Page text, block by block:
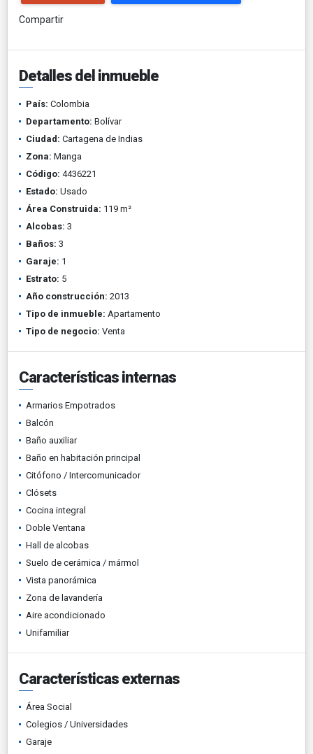
Compartir
Detalles del inmueble
País: Colombia
Departamento: Bolívar
Ciudad: Cartagena de Indias
Zona: Manga
Código: 4436221
Estado: Usado
Área Construida: 119 m²
Alcobas: 3
Baños: 3
Garaje: 1
Estrato: 5
Año construcción: 2013
Tipo de inmueble: Apartamento
Tipo de negocio: Venta
Características internas
Armarios Empotrados
Balcón
Baño auxiliar
Baño en habitación principal
Citófono / Intercomunicador
Clósets
Cocina integral
Doble Ventana
Hall de alcobas
Suelo de cerámica / mármol
Vista panorámica
Zona de lavandería
Aire acondicionado
Unifamiliar
Características externas
Área Social
Colegios / Universidades
Garaje